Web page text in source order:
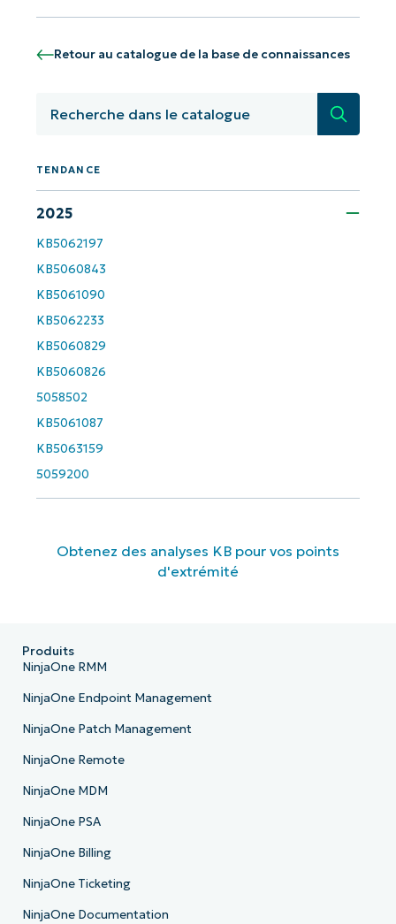
Retour au catalogue de la base de connaissances
TENDANCE
2025
KB5062197
KB5060843
KB5061090
KB5062233
KB5060829
KB5060826
5058502
KB5061087
KB5063159
5059200
Obtenez des analyses KB pour vos points
d'extrémité
Commencez avec les analyses de KB
pilotées par l'IA de NinjaOne !
name*
Phone
number*
Pays
Company
Produits
NinjaOne RMM
NinjaOne Endpoint Management
NinjaOne Patch Management
NinjaOne Remote
NinjaOne MDM
NinjaOne PSA
NinjaOne Billing
NinjaOne Ticketing
NinjaOne Documentation